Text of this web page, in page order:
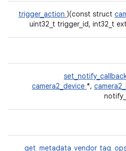
trigger_action )(const struct
uint32_t trigger_id, int32_t
camera2_device *,